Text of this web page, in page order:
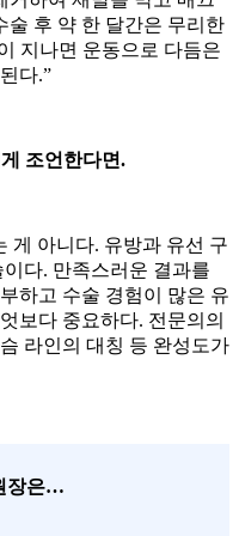
술 후 약 한 달간은 무리한
지나면 운동으로 다듬은
다.”
조언한다면.
게 아니다. 유방과 유선 구
다. 만족스러운 결과를
하고 수술 경험이 많은 유
보다 중요하다. 전문의의
라인의 대칭 등 완성도가
장은…